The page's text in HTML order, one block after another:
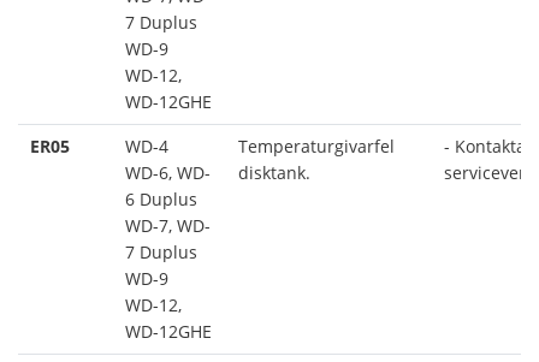
7 Duplus
WD-9
WD-12,
WD-12GHE
ER05
WD-4
WD-6, WD-
6 Duplus
WD-7, WD-
7 Duplus
WD-9
WD-12,
WD-12GHE
Temperaturgivarfel
disktank.
- Kontakta